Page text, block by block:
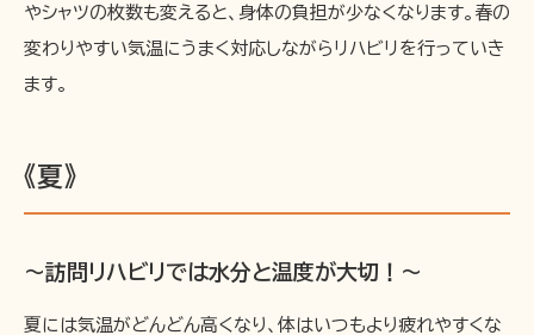
やシャツの枚数も変えると、身体の負担が少なくなります。春の
変わりやすい気温にうまく対応しながらリハビリを行っていき
ます。
《夏》
〜訪問リハビリでは水分と温度が大切！〜
夏には気温がどんどん高くなり、体はいつもより疲れやすくな